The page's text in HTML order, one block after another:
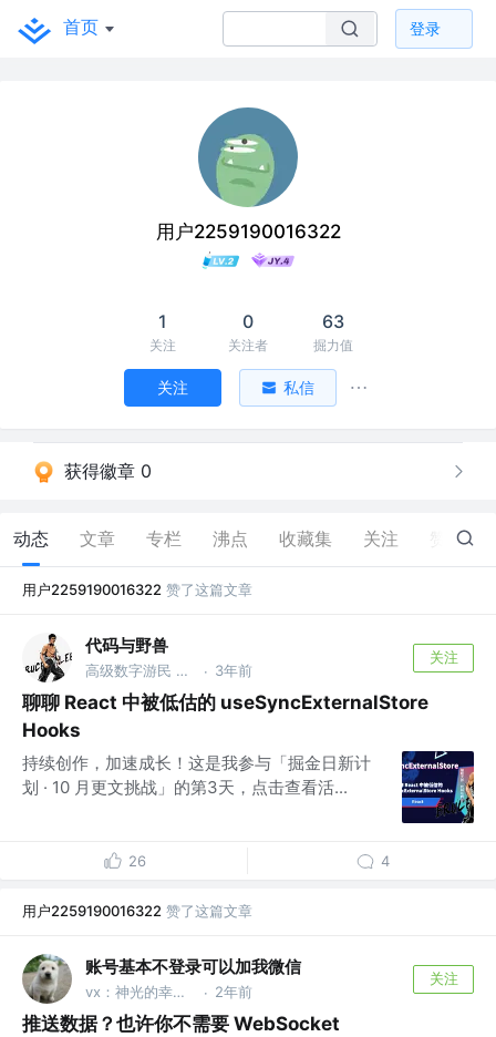
首页 登录
用户2259190016322
1
关注
0
关注者
63
掘力值
关注 私信
获得徽章 0
动态 文章 专栏 沸点 收藏集 关注 2
用户2259190016322 赞了这篇文章
代码与野兽
高级数字游民 @创业中 · 3年前
关注
聊聊 React 中被低估的 useSyncExternalStore
Hooks
持续创作，加速成长！这是我参与「掘金日新计
划 · 10 月更文挑战」的第3天，点击查看活...
26 4
用户2259190016322 赞了这篇文章
账号基本不登录可以加我微信
vx：神光的幸福生活 · 2年前
关注
推送数据？也许你不需要 WebSocket